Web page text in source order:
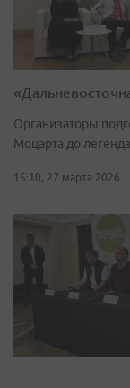
Организаторы
Моцарта до
15:10, 27 марта 2026